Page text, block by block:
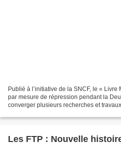
Publié à l’initiative de la SNCF, le «
par mesure de répression pendant la
converger plusieurs recherches et
Les FTP : Nouvelle